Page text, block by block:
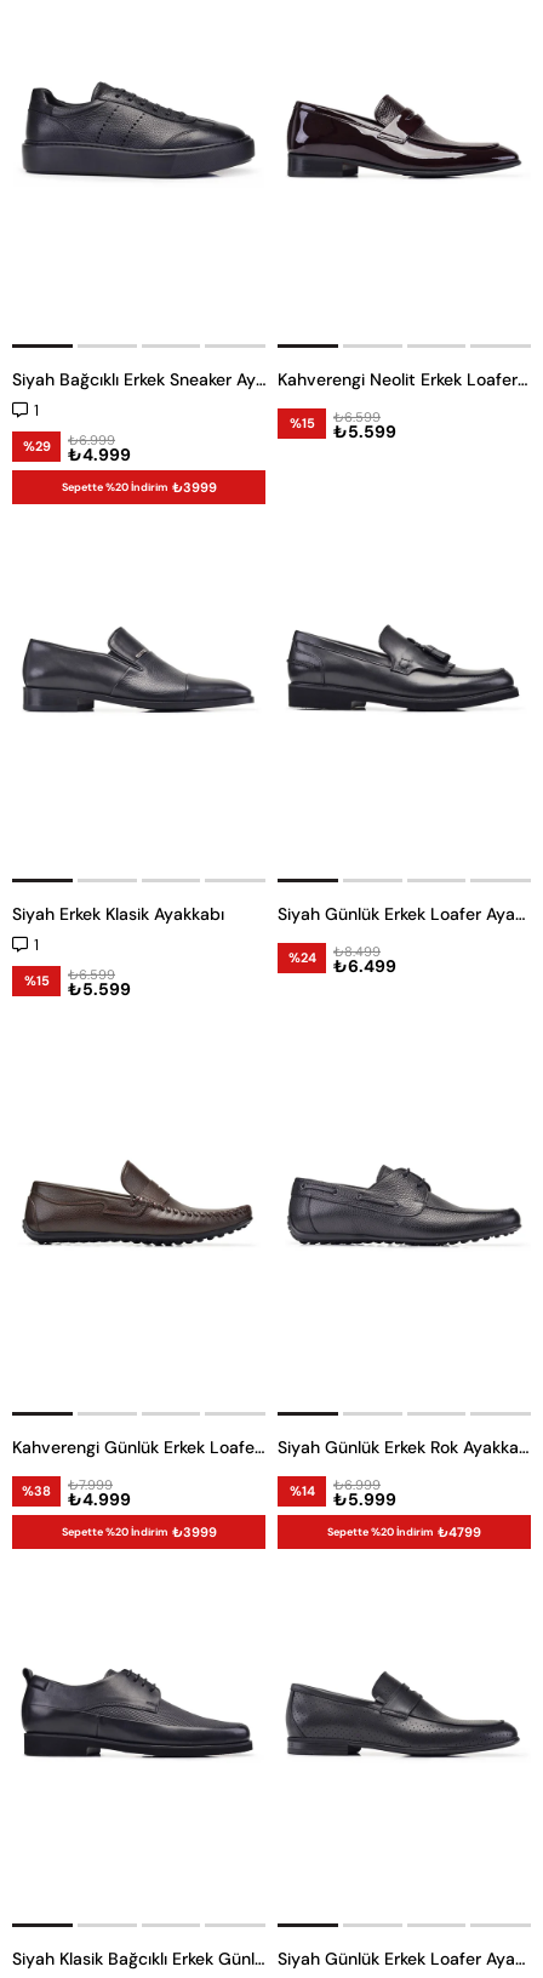
Siyah Bağcıklı Erkek Sneaker Ayakkabı
1
%29 ₺4.999
₺6.999
Sepette %20 İndirim ₺3999
Kahverengi Neolit Erkek Loafer Ayakkabı
%15 ₺5.599
₺6.599
Siyah Erkek Klasik Ayakkabı
1
%15 ₺5.599
₺6.599
Siyah Günlük Erkek Loafer Ayakkabı
%24 ₺6.499
₺8.499
Kahverengi Günlük Erkek Loafer Ayakkabı
%38 ₺4.999
₺7.999
Sepette %20 İndirim ₺3999
Siyah Günlük Erkek Rok Ayakkabı
%14 ₺5.999
₺6.999
Sepette %20 İndirim ₺4799
Siyah Klasik Bağcıklı Erkek Günlük Ayakkabı Siyah Günlük Erkek Loafer Ayakkabı